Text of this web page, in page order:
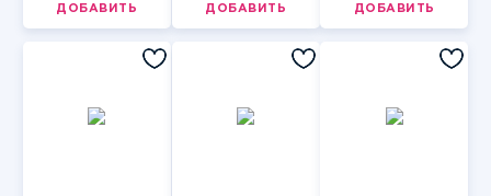
ДОБАВИТЬ ДОБАВИТЬ ДОБАВИТЬ